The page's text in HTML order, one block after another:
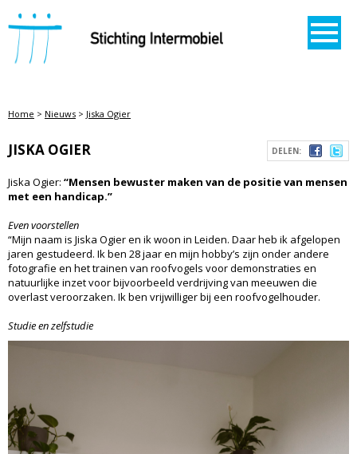
STICHTING INTERMOBIEL
Home > Nieuws > Jiska Ogier
DELEN:
JISKA OGIER
Jiska Ogier: “Mensen bewuster maken van de positie van mensen
met een handicap.”
Even voorstellen
“Mijn naam is Jiska Ogier en ik woon in Leiden. Daar heb ik afgelopen
jaren gestudeerd. Ik ben 28 jaar en mijn hobby’s zijn onder andere
fotografie en het trainen van roofvogels voor demonstraties en
natuurlijke inzet voor bijvoorbeeld verdrijving van meeuwen die
overlast veroorzaken. Ik ben vrijwilliger bij een roofvogelhouder.
Studie en zelfstudie